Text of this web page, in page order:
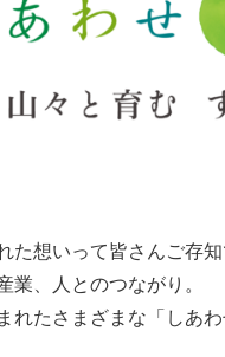
た想いって皆さんご存
業、人とのつながり。
れたさまざまな「しあ